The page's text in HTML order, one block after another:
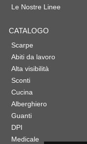
Le Nostre Linee
CATALOGO
Scarpe
Abiti da lavoro
Alta visibilità
Sconti
Cucina
Alberghiero
Guanti
DPI
Medicale